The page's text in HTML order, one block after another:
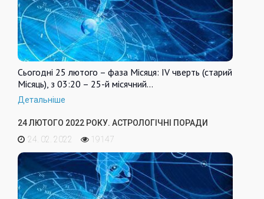
Сьогодні 25 лютого – фаза Місяця: IV чверть (старий
Місяць), з 03:20 – 25-й місячний…
Детальніше
24 ЛЮТОГО 2022 РОКУ. АСТРОЛОГІЧНІ ПОРАДИ
24. 02. 2022
19147